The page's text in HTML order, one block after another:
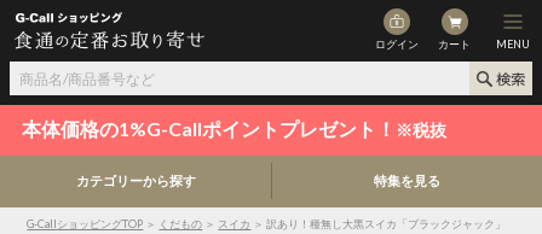
ログイン カート MENU
本体価格の1%G-Callポイントプレゼント！ ※税抜
カテゴリーから探す 特集を見る
G-CallショッピングTOP ＞ くだもの ＞ スイカ ＞ 訳あり！種無し大黒スイカ「ブラックジャック」